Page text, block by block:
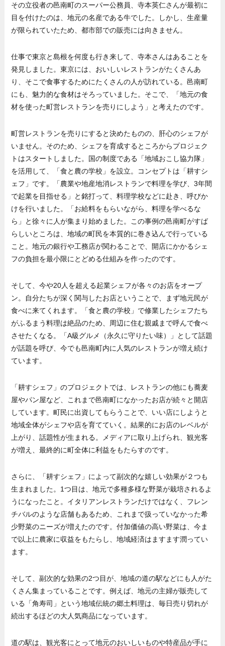
その立役者の邑南町のスーパー公務員、寺本英仁さんが最初に
目を付けたのは、地元の名産である牛でした。しかし、生産量
が限られていたため、都市部での販売には向きません。
仕事で東京と島根を何度も行き来して、寺本さんはあることを
発見しました。東京には、おいしいレストランがたくさんあ
り、そこで食事するためにたくさんの人が訪れている。邑南町
にも、魅力的な食材はそろっていました。そこで、「地元の食
材を使った町営レストランを売りにしよう」と考えたのです。
町営レストランを売りにすると決めたものの、肝心のシェフが
いません。そのため、シェフを育成するところからプロジェク
トはスタートしました。国の制度である「地域おこし協力隊」
を活用して、「食と農の学校」を設立。コンセプトは「耕すシ
ェフ」です。「農業や地産地消レストランで料理を学び、3年間
で起業を目指せる」と銘打って、料理学校などに赴き、呼びか
けを行いました。「お給料をもらいながら、料理を学べるな
ら」と徐々に人が集まり始めました。この事例の邑南町がすば
らしいところは、地域の町民を本質的に巻き込んで行っている
こと。地元の銀行や工務店が関わることで、開店にかかるシェ
フの負担を最小限にとどめる仕組みを作ったのです。
そして、今や20人を超える起業シェフが各々のお店をオープ
ン。自分たちが深く関与したお店ということで、まず地元民が
食べに来てくれます。「食と農の学校」で修業したシェフたち
がふるまう料理は絶品のため、周辺に住む親戚まで呼んで食べ
させたくなる。「A級グルメ（永久に守りたい味）」として話題
が話題を呼び、今でも邑南町内に人気のレストランが増え続け
ています。
「耕すシェフ」のプロジェクトでは、レストランの他にも蕎麦
屋やパン屋など、これまで邑南町になかったお店が続々と開店
しています。町民に出資してもらうことで、いい店にしようと
地域全体がシェフや店を育てていく。結果的にお店のレベルが
上がり、話題性が生まれる。メディアに取り上げられ、観光客
が増え、最終的に町全体に利益をもたらすのです。
さらに、「耕すシェフ」によって副次的な嬉しい効果が２つも
生まれました。1つ目は、地元で多種多様な野菜が栽培されるよ
うになったこと。イタリアンレストランだけではなく、フレン
チバルのような店舗もあるため、これまで扱っていなかった希
少野菜のニーズが増えたのです。付加価値の高い野菜は、今ま
で以上に農家に収益をもたらし、地域経済はますます潤ってい
ます。
そして、副次的な効果の2つ目が、地域の道の駅などにも人がた
くさん集まっていることです。例えば、地元の主婦が販売して
いる「角寿司」という地域伝統の郷土料理は、毎日売り切れが
続出するほどの大人気商品になっています。
道の駅は、観光客にとって地元のおいしいものや特産品が手に